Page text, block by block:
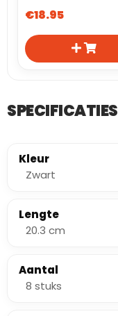
€18.95
SPECIFICATIES
Kleur
Zwart
Lengte
20.3 cm
Aantal
8 stuks